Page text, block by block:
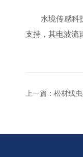
水境传感科技
支持，其电波流
上一篇： 松材线